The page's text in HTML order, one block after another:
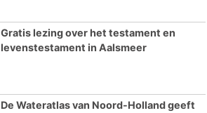
Gratis lezing over het testament en
levenstestament in Aalsmeer
De Wateratlas van Noord-Holland geeft